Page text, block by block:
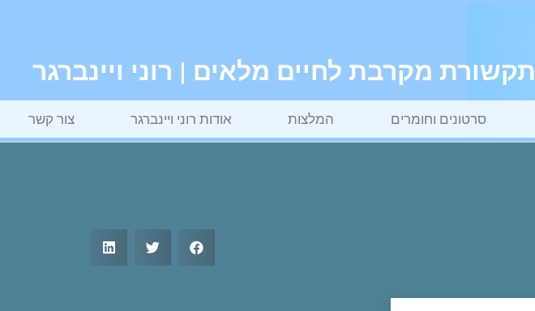
תקשורת מקרבת לחיים מלאים | רוני ויינברגר
סרטונים וחומרים המלצות אודות רוני ויינברגר צור קשר